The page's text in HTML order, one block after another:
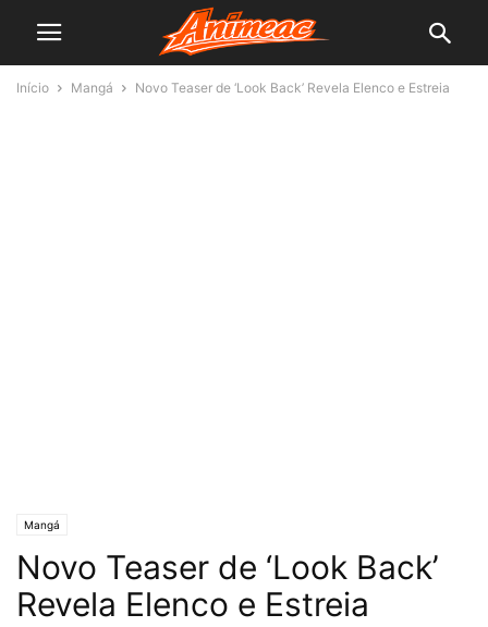
Início Mangá Novo Teaser de ‘Look Back’ Revela Elenco e Estreia
Mangá
Novo Teaser de ‘Look Back’
Revela Elenco e Estreia